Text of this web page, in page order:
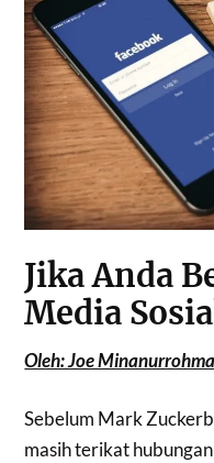
Jika Anda
Media
Oleh: Joe
Sebelum Mark
masih terikat